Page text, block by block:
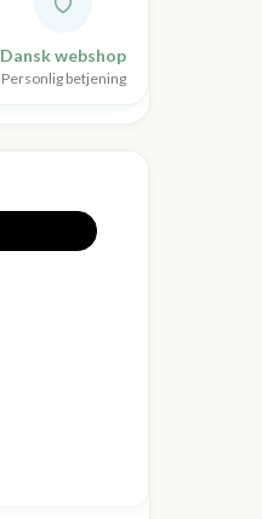
Dansk webshop
Personlig betjening